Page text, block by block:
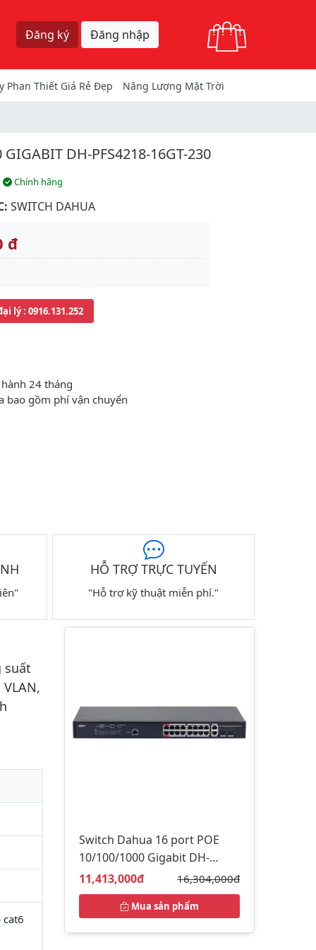
Đăng ký Đăng nhập
Phan Thiết Giá Rẻ Đẹp Năng Lượng Mặt Trời
DH-PFS4218-16GT-230
Chính hãng
SWITCH DAHUA
đ
lý: 0916.131.252
24 tháng
bao gồm phí vận chuyển
HỖ TRỢ TRỰC TUYẾN
"Hỗ trợ kỹ thuật miễn phí."
suất
Switch Dahua 16 port POE
10/100/1000 Gigabit DH-
PFS4218-16GT-230
Giá bán:
11,413,000đ Giá gốc:
16,304,000đ
Mua sản phẩm